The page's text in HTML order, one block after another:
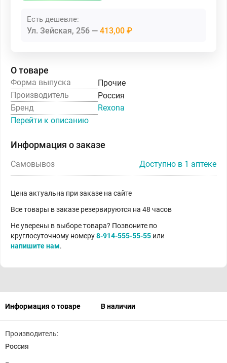
Есть дешевле:
Ул. Зейская, 256 413,00 ₽
О товаре
Форма выпуска
Прочие
Производитель
Россия
Бренд
Rexona
Перейти к описанию
Информация о заказе
Самовывоз Доступно в 1 аптеке
Цена актуальна при заказе на сайте
Все товары в заказе резервируются на 48 часов
Не уверены в выборе товара? Позвоните по
круглосуточному номеру8-914-555-55-55 или
напишите нам.
Информация о товаре В наличии
Производитель:
Россия